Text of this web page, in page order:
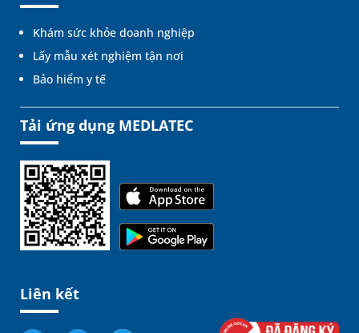
Khám sức khỏe doanh nghiệp
Lấy mẫu xét nghiệm tận nơi
Bảo hiểm y tế
Tải ứng dụng MEDLATEC
Liên kết